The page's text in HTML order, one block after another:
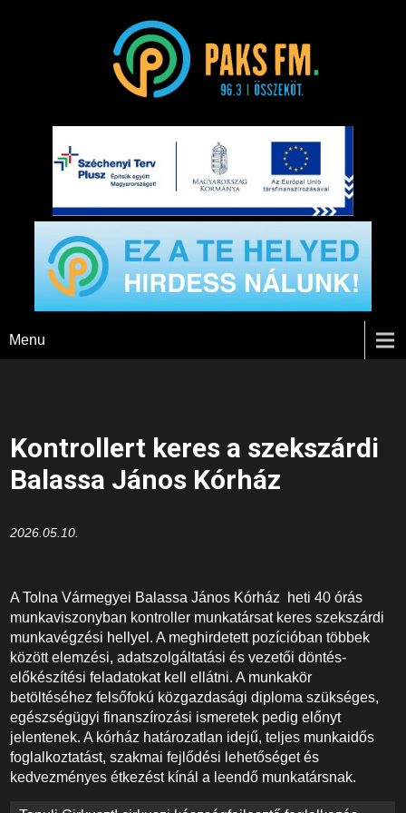
Paks FM
Menu
Kontrollert keres a szekszárdi
Balassa János Kórház
2026.05.10.
A Tolna Vármegyei Balassa János Kórház heti 40 órás
munkaviszonyban kontroller munkatársat keres szekszárdi
munkavégzési hellyel. A meghirdetett pozícióban többek
között elemzési, adatszolgáltatási és vezetői döntés-
előkészítési feladatokat kell ellátni. A munkakör
betöltéséhez felsőfokú közgazdasági diploma szükséges,
egészségügyi finanszírozási ismeretek pedig előnyt
jelentenek. A kórház határozatlan idejű, teljes munkaidős
foglalkoztatást, szakmai fejlődési lehetőséget és
kedvezményes étkezést kínál a leendő munkatársnak.